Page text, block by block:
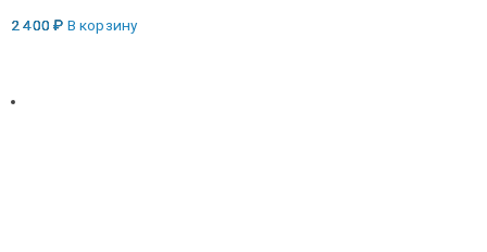
2 400₽ В корзину